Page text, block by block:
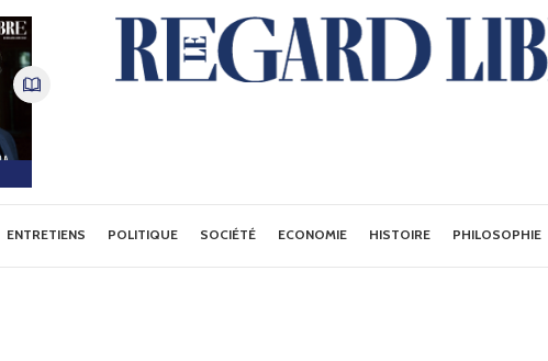
ENTRETIENS POLITIQUE SOCIÉTÉ ECONOMIE HISTOIRE PHILOSOPHIE